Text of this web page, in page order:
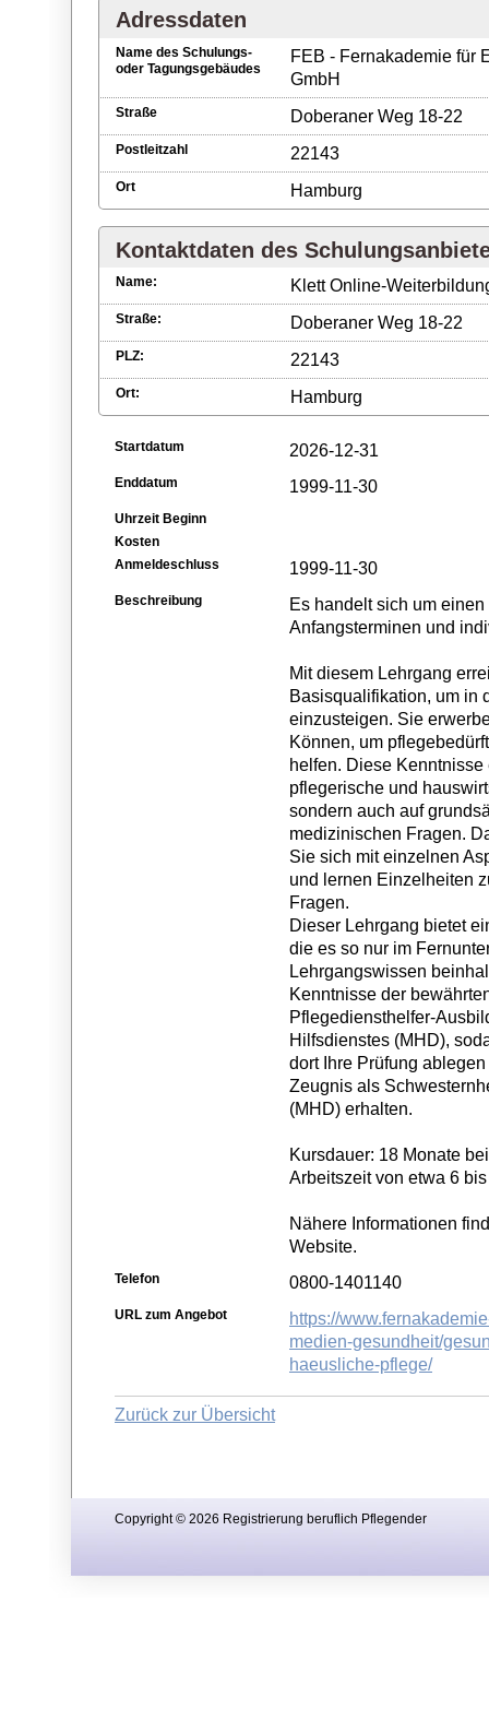
Adressdaten
Name des Schulungs-
oder Tagungsgebäudes
FEB - Fernakademie für
GmbH
Straße Doberaner Weg 18-22
Postleitzahl 22143
Ort Hamburg
Kontaktdaten des
Name: Klett Online-
Straße: Doberaner Weg 18-22
PLZ: 22143
Ort: Hamburg
Startdatum 2026-12-31
Enddatum 1999-11-30
Uhrzeit Beginn
Kosten
Anmeldeschluss
1999-11-30
Beschreibung
Es handelt sich um
Anfangsterminen und
Mit diesem Lehrgang
Basisqualifikation, um in
einzusteigen. Sie
Können, um
helfen. Diese
pflegerische und
sondern auch auf
medizinischen Fragen.
Sie sich mit einzelnen
und lernen Einzelheiten
Fragen.
Dieser Lehrgang bietet
die es so nur im
Lehrgangswissen
Kenntnisse der
Pflegediensthelfer-
Hilfsdienstes (MHD),
dort Ihre Prüfung
Zeugnis als
(MHD) erhalten.
Kursdauer: 18 Monate
Arbeitszeit von etwa 6
Nähere Informationen
Website.
Telefon 0800-1401140
URL zum Angebot
https://
medien-gesundheit/
haeusliche-pflege/
Zurück zur Übersicht
Copyright © 2026 Registrierung beruflich Pflegender